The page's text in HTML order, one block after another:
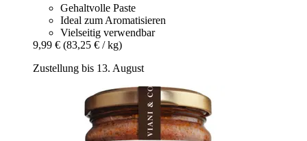
Gehaltvolle Paste
Ideal zum Aromatisieren
Vielseitig verwendbar
9,99 € (83,25 € / kg)
Zustellung bis 13. August